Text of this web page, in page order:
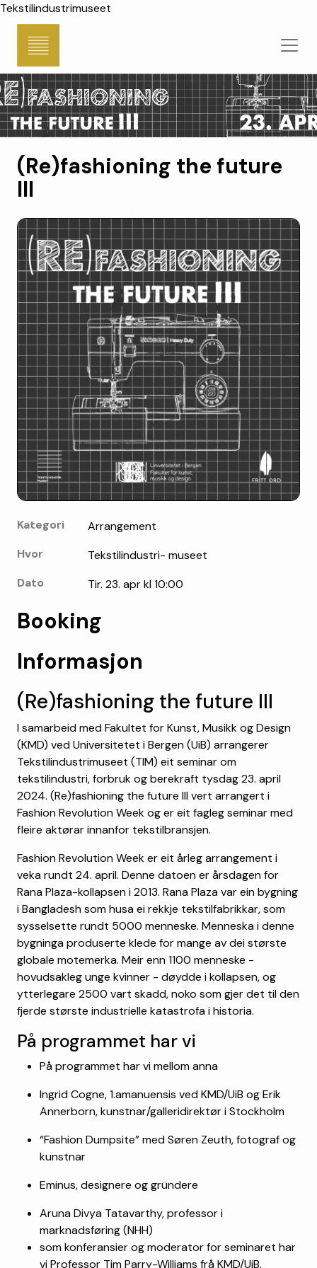
Tekstilindustrimuseet
(Re)fashioning the future
III
Kategori
Arrangement
Hvor
Tekstilindustri- museet
Dato
Tir. 23. apr kl 10:00
Booking
Informasjon
(Re)fashioning the future III
I samarbeid med Fakultet for Kunst, Musikk og Design
(KMD) ved Universitetet i Bergen (UiB) arrangerer
Tekstilindustrimuseet (TIM) eit seminar om
tekstilindustri, forbruk og berekraft tysdag 23. april
2024. (Re)fashioning the future III vert arrangert i
Fashion Revolution Week og er eit fagleg seminar med
fleire aktørar innanfor tekstilbransjen.
Fashion Revolution Week er eit årleg arrangement i
veka rundt 24. april. Denne datoen er årsdagen for
Rana Plaza-kollapsen i 2013. Rana Plaza var ein bygning
i Bangladesh som husa ei rekkje tekstilfabrikkar, som
sysselsette rundt 5000 menneske. Menneska i denne
bygninga produserte klede for mange av dei største
globale motemerka. Meir enn 1100 menneske -
hovudsakleg unge kvinner - døydde i kollapsen, og
ytterlegare 2500 vart skadd, noko som gjer det til den
fjerde største industrielle katastrofa i historia.
På programmet har vi
På programmet har vi mellom anna
Ingrid Cogne, 1.amanuensis ved KMD/UiB og Erik
Annerborn, kunstnar/galleridirektør i Stockholm
“Fashion Dumpsite” med Søren Zeuth, fotograf og
kunstnar
Eminus, designere og gründere
Aruna Divya Tatavarthy, professor i
marknadsføring (NHH)
som konferansier og moderator for seminaret har
vi Professor Tim Parry-Williams frå KMD/UiB.